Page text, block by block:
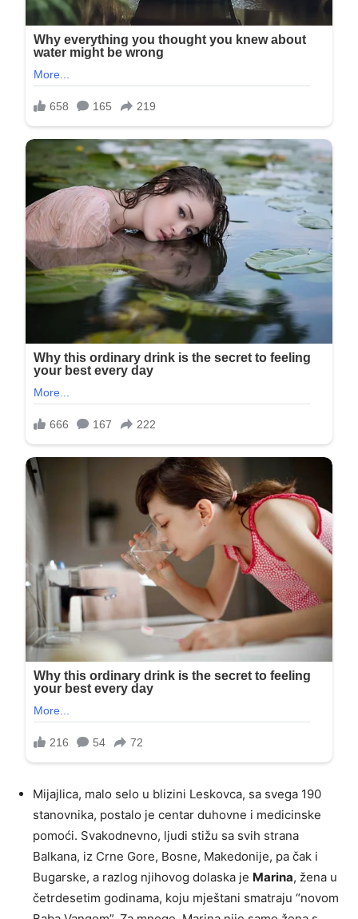
Mijajlica, malo selo u blizini Leskovca, sa svega 190
stanovnika, postalo je centar duhovne i medicinske
pomoći. Svakodnevno, ljudi stižu sa svih strana
Balkana, iz Crne Gore, Bosne, Makedonije, pa čak i
Bugarske, a razlog njihovog dolaska je Marina, žena u
četrdesetim godinama, koju mještani smatraju “novom